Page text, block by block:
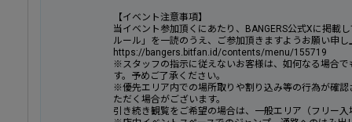
【イベント注意事項】
当イベント参加頂くにあたり、BANGERS公式Xに掲載
ルール」を一読のうえ、ご参加頂きますようお願い申し
https://bangers.bitfan.id/contents/menu/155719
※スタッフの指示に従えないお客様は、如何なる場合
す。予めご了承ください。
※優先エリア内での場所取りや割り込み等の行為が確
ただく場合がございます。
引き続き観覧をご希望の場合は、一般エリア（フリー